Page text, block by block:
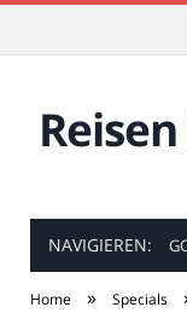
NAVIGIEREN:
Home » Specials